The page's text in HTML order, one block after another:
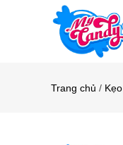
Trang chủ / Kẹo